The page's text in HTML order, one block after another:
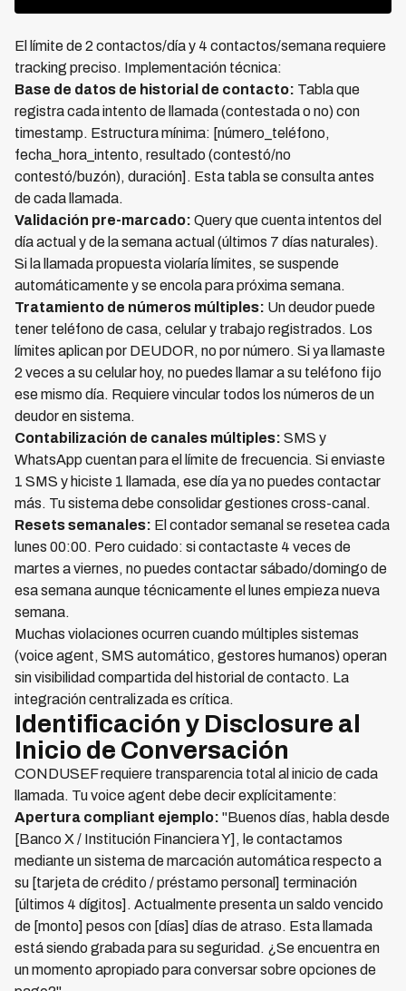
El límite de 2 contactos/día y 4 contactos/semana requiere
tracking preciso. Implementación técnica:
Base de datos de historial de contacto: Tabla que
registra cada intento de llamada (contestada o no) con
timestamp. Estructura mínima: [número_teléfono,
fecha_hora_intento, resultado (contestó/no
contestó/buzón), duración]. Esta tabla se consulta antes
de cada llamada.
Validación pre-marcado: Query que cuenta intentos del
día actual y de la semana actual (últimos 7 días naturales).
Si la llamada propuesta violaría límites, se suspende
automáticamente y se encola para próxima semana.
Tratamiento de números múltiples: Un deudor puede
tener teléfono de casa, celular y trabajo registrados. Los
límites aplican por DEUDOR, no por número. Si ya llamaste
2 veces a su celular hoy, no puedes llamar a su teléfono fijo
ese mismo día. Requiere vincular todos los números de un
deudor en sistema.
Contabilización de canales múltiples: SMS y
WhatsApp cuentan para el límite de frecuencia. Si enviaste
1 SMS y hiciste 1 llamada, ese día ya no puedes contactar
más. Tu sistema debe consolidar gestiones cross-canal.
Resets semanales: El contador semanal se resetea cada
lunes 00:00. Pero cuidado: si contactaste 4 veces de
martes a viernes, no puedes contactar sábado/domingo de
esa semana aunque técnicamente el lunes empieza nueva
semana.
Muchas violaciones ocurren cuando múltiples sistemas
(voice agent, SMS automático, gestores humanos) operan
sin visibilidad compartida del historial de contacto. La
integración centralizada es crítica.
Identificación y Disclosure al
Inicio de Conversación
CONDUSEF requiere transparencia total al inicio de cada
llamada. Tu voice agent debe decir explícitamente:
Apertura compliant ejemplo: "Buenos días, habla desde
[Banco X / Institución Financiera Y], le contactamos
mediante un sistema de marcación automática respecto a
su [tarjeta de crédito / préstamo personal] terminación
[últimos 4 dígitos]. Actualmente presenta un saldo vencido
de [monto] pesos con [días] días de atraso. Esta llamada
está siendo grabada para su seguridad. ¿Se encuentra en
un momento apropiado para conversar sobre opciones de